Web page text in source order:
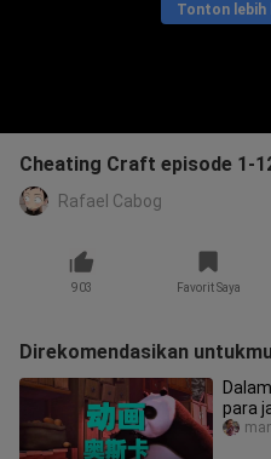
Tonton lebih
Cheating Craft episode 1-
Rafael Cabog
903 Favorit Saya
Direkomendasikan
para
Bahasa Indonesia